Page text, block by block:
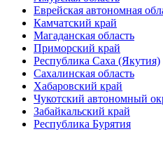
Еврейская автономная
Камчатский край
Магаданская область
Приморский край
Республика Саха (Якутия)
Сахалинская область
Хабаровский край
Чукотский автономный
Забайкальский край
Республика Бурятия